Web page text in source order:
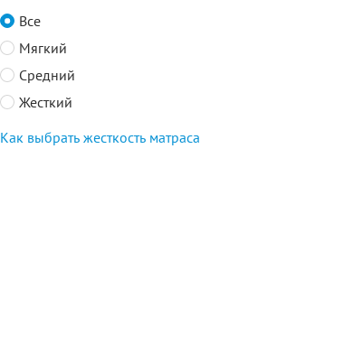
Все
Мягкий
Средний
Жесткий
Как выбрать жесткость матраса